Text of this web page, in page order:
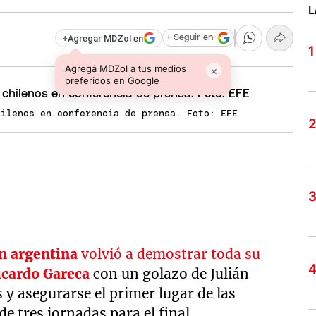
+Agregar MDZol en
Agregá MDZol a tus medios
preferidos en Google
×
+ Seguir en
en conferencia de prensa. Foto: EFE
argentina volvió a demostrar toda su
Garecacon un golazo de Julián
asegurarse el primer lugar de las